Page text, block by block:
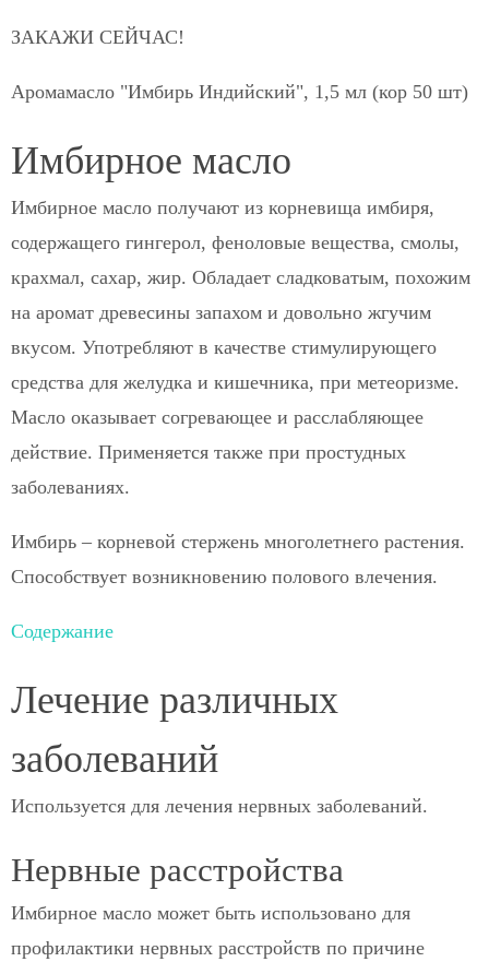
ЗАКАЖИ СЕЙЧАС!
Аромамасло "Имбирь Индийский", 1,5 мл (кор 50 шт)
Имбирное масло
Имбирное масло получают из корневища имбиря,
содержащего гингерол, феноловые вещества, смолы,
крахмал, сахар, жир. Обладает сладковатым, похожим
на аромат древесины запахом и довольно жгучим
вкусом. Употребляют в качестве стимулирующего
средства для желудка и кишечника, при метеоризме.
Масло оказывает согревающее и расслабляющее
действие. Применяется также при простудных
заболеваниях.
Имбирь – корневой стержень многолетнего растения.
Способствует возникновению полового влечения.
Содержание
Лечение различных
заболеваний
Используется для лечения нервных заболеваний.
Нервные расстройства
Имбирное масло может быть использовано для
профилактики нервных расстройств по причине